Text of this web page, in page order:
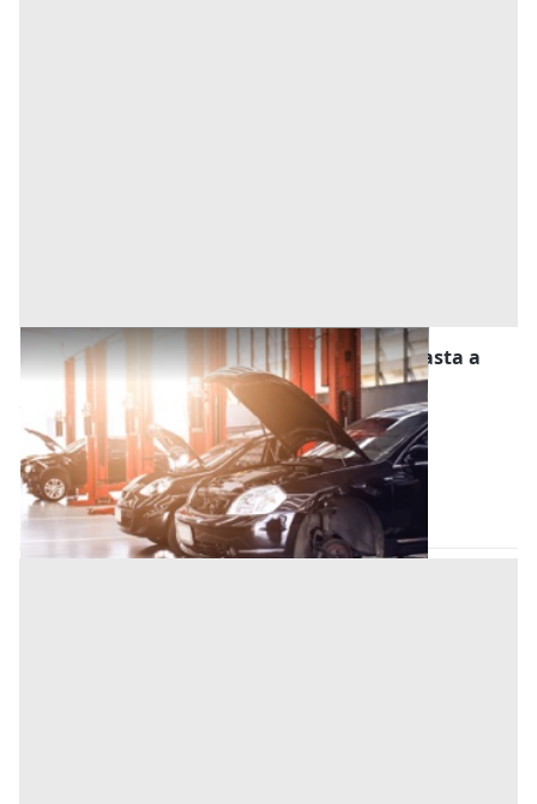
Stalle, Scuderie, Rimesse, Autorimesse all'asta a
Subiaco
Subiaco (Roma)
Offerta minima
12.187,50 € 16.250 €
Codice asta:ac9000cb
02/12/2026